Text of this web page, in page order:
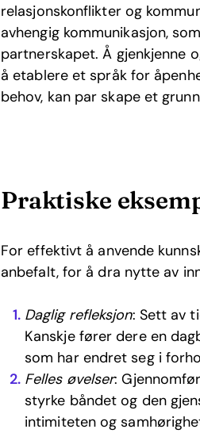
relasjonskonflikter og
avhengig kommunikasjon,
partnerskapet. Å gjenkjenne
å etablere et språk for
behov, kan par skape et
Praktiske
For effektivt å anvende
anbefalt, for å dra nytte av
Daglig refleksjon: Sett av
Kanskje fører dere en
som har endret seg i
Felles øvelser:
styrke båndet og den
intimiteten og